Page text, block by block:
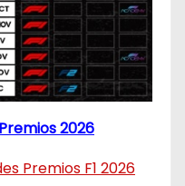
2026
Premios F1 2026